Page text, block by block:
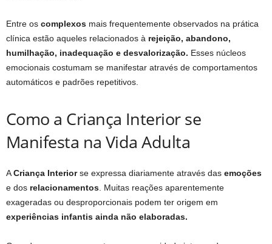
Entre os complexos mais frequentemente observados na prática
clínica estão aqueles relacionados à rejeição, abandono,
humilhação, inadequação e desvalorização. Esses núcleos
emocionais costumam se manifestar através de comportamentos
automáticos e padrões repetitivos.
Como a Criança Interior se
Manifesta na Vida Adulta
ACriança Interiorse expressa diariamente através das emoções
e dos relacionamentos . Muitas reações aparentemente
exageradas ou desproporcionais podem ter origem em
experiências infantis ainda não elaboradas.